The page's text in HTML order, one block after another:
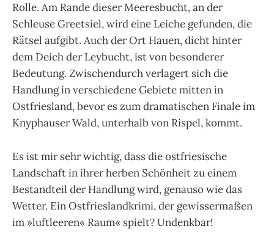
Rolle. Am Rande dieser Meeresbucht, an der
Schleuse Greetsiel, wird eine Leiche gefunden, die
Rätsel aufgibt. Auch der Ort Hauen, dicht hinter
dem Deich der Leybucht, ist von besonderer
Bedeutung. Zwischendurch verlagert sich die
Handlung in verschiedene Gebiete mitten in
Ostfriesland, bevor es zum dramatischen Finale im
Knyphauser Wald, unterhalb von Rispel, kommt.
Es ist mir sehr wichtig, dass die ostfriesische
Landschaft in ihrer herben Schönheit zu einem
Bestandteil der Handlung wird, genauso wie das
Wetter. Ein Ostfrieslandkrimi, der gewissermaßen
im »luftleeren« Raum« spielt? Undenkbar!